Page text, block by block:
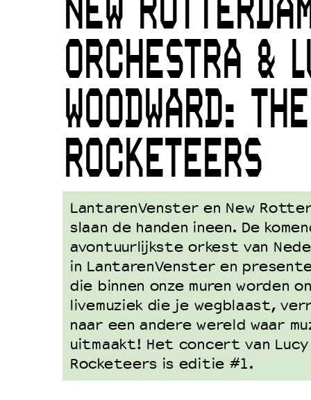
Duurzaamheid
Culturele boycot Israël
Ruimte voor artistieke vrijheid –
NEW
ORCHESTRA &
WOODWARD: THE
ROCKETEERS
LantarenVenster en New
slaan de handen ineen. De
avontuurlijkste orkest van
in LantarenVenster en
die binnen onze muren worden
livemuziek die je wegblaast,
naar een andere wereld waar
uitmaakt! Het concert van Lucy
Rocketeers is editie #1.